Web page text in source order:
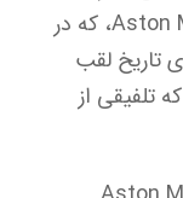
آثاری شد چون Aston Martin DB4 GT Zagato، که در
تاریخ لقب
گرفت، یا V12 Zagato و Ferrari F.Z.93 که تلفیقی از